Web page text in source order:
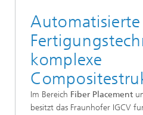
Automatisierte
komplexe
Im Bereich Fiber Placement
besitzt das Fraunhofer IGCV